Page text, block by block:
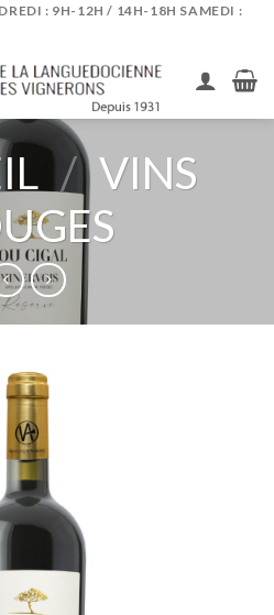
: 9H-12H / 14H-18H SAMEDI :
/ VINS